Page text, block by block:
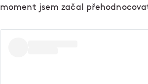
moment jsem začal